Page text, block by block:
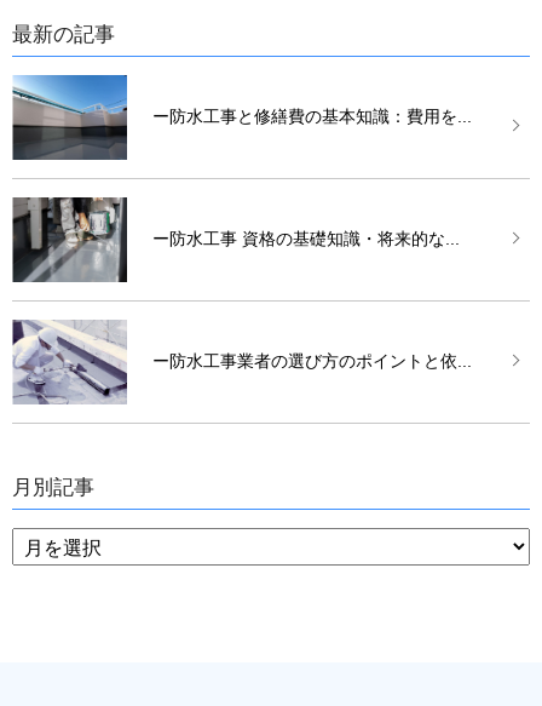
最新の記事
ー防水工事と修繕費の基本知識：費用を...
ー防水工事 資格の基礎知識・将来的な...
ー防水工事業者の選び方のポイントと依...
月別記事